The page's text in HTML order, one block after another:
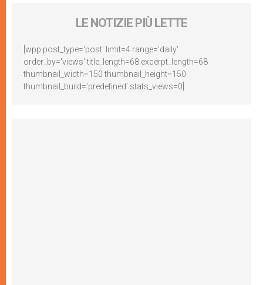
LE NOTIZIE PIÙ LETTE
[wpp post_type='post' limit=4 range='daily'
order_by='views' title_length=68 excerpt_length=68
thumbnail_width=150 thumbnail_height=150
thumbnail_build='predefined' stats_views=0]